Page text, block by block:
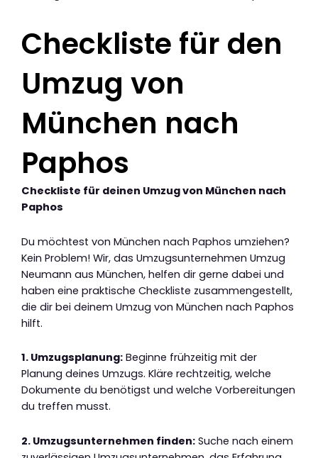
Checkliste für den
Umzug von
München nach
Paphos
Checkliste für deinen Umzug von München nach
Paphos
Du möchtest von München nach Paphos umziehen?
Kein Problem! Wir, das Umzugsunternehmen Umzug
Neumann aus München, helfen dir gerne dabei und
haben eine praktische Checkliste zusammengestellt,
die dir bei deinem Umzug von München nach Paphos
hilft.
1. Umzugsplanung: Beginne frühzeitig mit der
Planung deines Umzugs. Kläre rechtzeitig, welche
Dokumente du benötigst und welche Vorbereitungen
du treffen musst.
2. Umzugsunternehmen finden: Suche nach einem